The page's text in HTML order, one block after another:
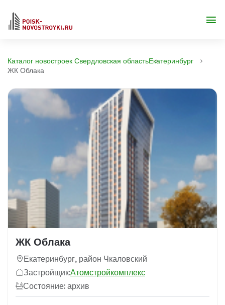
Каталог новостроек Свердловская областьЕкатеринбург
ЖК Облака
ЖК Облака
Екатеринбург, район Чкаловский
Застройщик:Атомстройкомплекс
Состояние: архив